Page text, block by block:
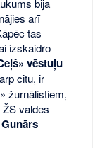
arī
tas
izskaidro
vēstuļu
citu, ir
žurnālistiem,
valdes